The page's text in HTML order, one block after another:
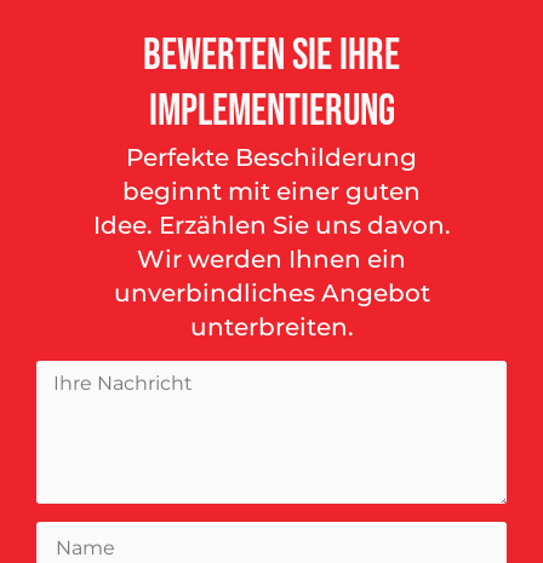
BewertenSieIhre
Implementierung
Perfekte Beschilderung
beginnt mit einer guten
Idee. Erzählen Sie uns davon.
Wir werden Ihnen ein
unverbindliches Angebot
unterbreiten.